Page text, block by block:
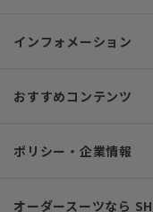
インフォメーション
おすすめコンテンツ
ポリシー・企業情報
オーダースーツなら